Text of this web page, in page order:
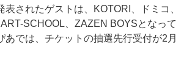
表されたゲストは、KOTORI、ドミコ、
SCHOOL、ZAZEN BOYSとなって
あでは、チケットの抽選先行受付が2月